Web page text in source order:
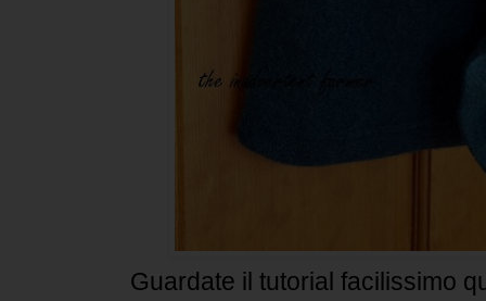
Guardate il tutorial facilissimo